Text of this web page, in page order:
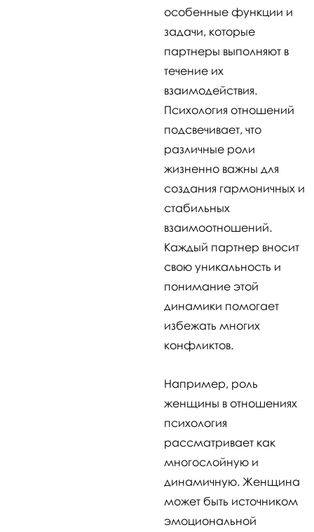
особенные функции и
задачи, которые
партнеры выполняют в
течение их
взаимодействия.
Психология отношений
подсвечивает, что
различные роли
жизненно важны для
создания гармоничных и
стабильных
взаимоотношений.
Каждый партнер вносит
свою уникальность и
понимание этой
динамики помогает
избежать многих
конфликтов.
Например, роль
женщины в отношениях
психология
рассматривает как
многослойную и
динамичную. Женщина
может быть источником
эмоциональной